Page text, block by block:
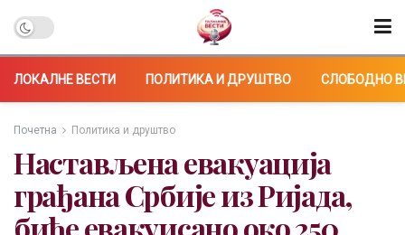
ЛОКАЛНЕ ВЕСТИ ПОЛИТИКА И ДРУШТВО СЛОБОДНО
Почетна Политика и друштво
Настављена евакуација
грађана Србије из Ријада,